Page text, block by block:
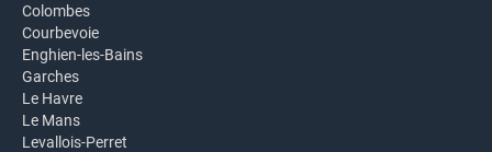
Colombes
Courbevoie
Enghien-les-Bains
Garches
Le Havre
Le Mans
Levallois-Perret